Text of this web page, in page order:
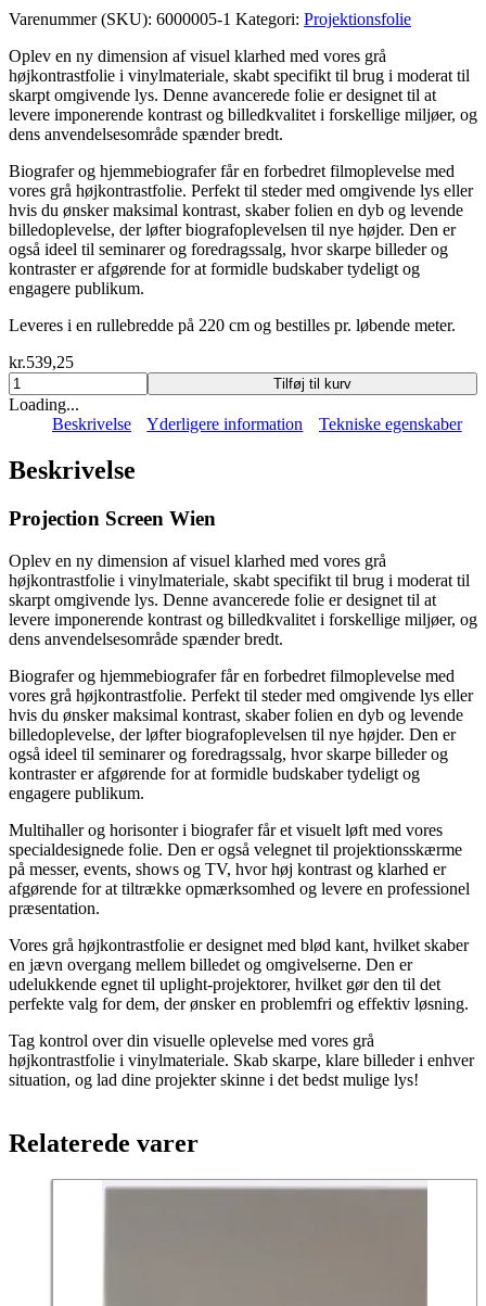
Varenummer (SKU): 6000005-1 Kategori: Projektionsfolie
Oplev en ny dimension af visuel klarhed med vores grå
højkontrastfolie i vinylmateriale, skabt specifikt til brug i moderat til
skarpt omgivende lys. Denne avancerede folie er designet til at
levere imponerende kontrast og billedkvalitet i forskellige miljøer, og
dens anvendelsesområde spænder bredt.
Biografer og hjemmebiografer får en forbedret filmoplevelse med
vores grå højkontrastfolie. Perfekt til steder med omgivende lys eller
hvis du ønsker maksimal kontrast, skaber folien en dyb og levende
billedoplevelse, der løfter biografoplevelsen til nye højder. Den er
også ideel til seminarer og foredragssalg, hvor skarpe billeder og
kontraster er afgørende for at formidle budskaber tydeligt og
engagere publikum.
Leveres i en rullebredde på 220 cm og bestilles pr. løbende meter.
kr.539,25
Sunstill
Projection
Screen
antal
Tilføj til kurv
Loading...
Beskrivelse
Yderligere information Tekniske egenskaber
Beskrivelse
Projection Screen Wien
Oplev en ny dimension af visuel klarhed med vores grå
højkontrastfolie i vinylmateriale, skabt specifikt til brug i moderat til
skarpt omgivende lys. Denne avancerede folie er designet til at
levere imponerende kontrast og billedkvalitet i forskellige miljøer, og
dens anvendelsesområde spænder bredt.
Biografer og hjemmebiografer får en forbedret filmoplevelse med
vores grå højkontrastfolie. Perfekt til steder med omgivende lys eller
hvis du ønsker maksimal kontrast, skaber folien en dyb og levende
billedoplevelse, der løfter biografoplevelsen til nye højder. Den er
også ideel til seminarer og foredragssalg, hvor skarpe billeder og
kontraster er afgørende for at formidle budskaber tydeligt og
engagere publikum.
Multihaller og horisonter i biografer får et visuelt løft med vores
specialdesignede folie. Den er også velegnet til projektionsskærme
på messer, events, shows og TV, hvor høj kontrast og klarhed er
afgørende for at tiltrække opmærksomhed og levere en professionel
præsentation.
Vores grå højkontrastfolie er designet med blød kant, hvilket skaber
en jævn overgang mellem billedet og omgivelserne. Den er
udelukkende egnet til uplight-projektorer, hvilket gør den til det
perfekte valg for dem, der ønsker en problemfri og effektiv løsning.
Tag kontrol over din visuelle oplevelse med vores grå
højkontrastfolie i vinylmateriale. Skab skarpe, klare billeder i enhver
situation, og lad dine projekter skinne i det bedst mulige lys!
Relaterede varer